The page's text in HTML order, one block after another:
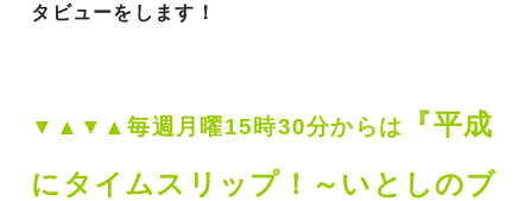
タビューをします！
▼▲▼▲毎週月曜15時30分からは
『平成
にタイムスリップ！～いとしのブ